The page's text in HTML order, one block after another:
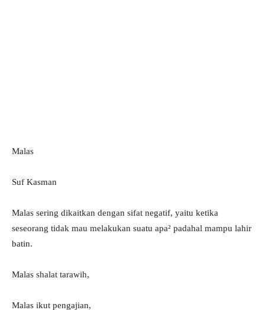
Malas
Suf Kasman
Malas sering dikaitkan dengan sifat negatif, yaitu ketika
seseorang tidak mau melakukan suatu apa² padahal mampu lahir
batin.
Malas shalat tarawih,
Malas ikut pengajian,